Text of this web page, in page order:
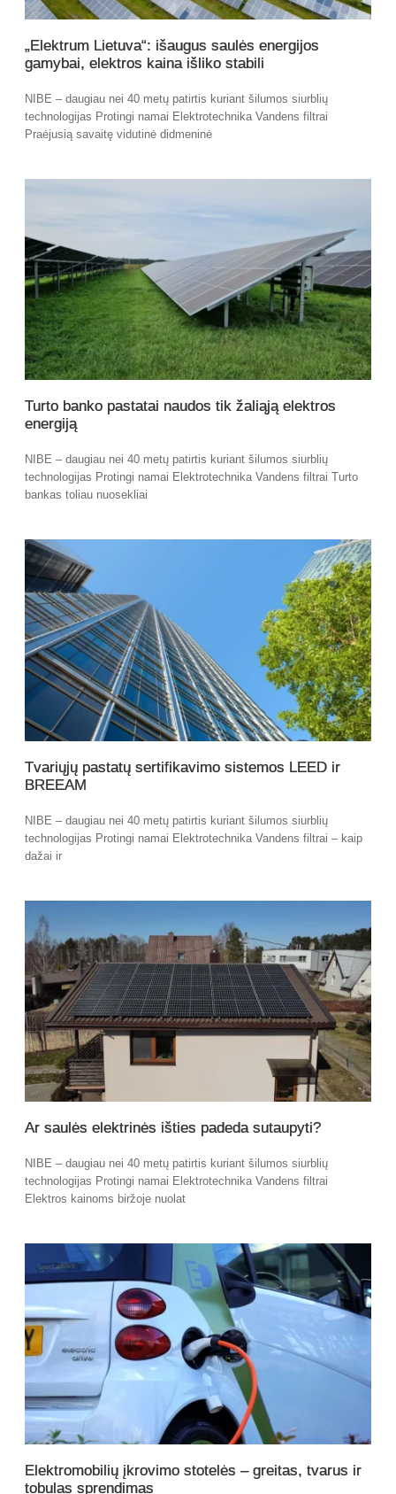
„Elektrum Lietuva“: išaugus saulės energijos
gamybai, elektros kaina išliko stabili
NIBE – daugiau nei 40 metų patirtis kuriant šilumos siurblių
technologijas Protingi namai Elektrotechnika Vandens filtrai
Praėjusią savaitę vidutinė didmeninė
Turto banko pastatai naudos tik žaliąją elektros
energiją
NIBE – daugiau nei 40 metų patirtis kuriant šilumos siurblių
technologijas Protingi namai Elektrotechnika Vandens filtrai Turto
bankas toliau nuosekliai
Tvariųjų pastatų sertifikavimo sistemos LEED ir
BREEAM
NIBE – daugiau nei 40 metų patirtis kuriant šilumos siurblių
technologijas Protingi namai Elektrotechnika Vandens filtrai – kaip
dažai ir
Ar saulės elektrinės išties padeda sutaupyti?
NIBE – daugiau nei 40 metų patirtis kuriant šilumos siurblių
technologijas Protingi namai Elektrotechnika Vandens filtrai
Elektros kainoms biržoje nuolat
Elektromobilių įkrovimo stotelės – greitas, tvarus ir
tobulas sprendimas